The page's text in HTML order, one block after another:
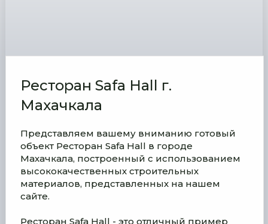
Ресторан Safa Hall г.
Махачкала
Представляем вашему вниманию готовый
объект Ресторан Safa Hall в городе
Махачкала, построенный с использованием
высококачественных строительных
материалов, представленных на нашем
сайте.
Ресторан Safa Hall - это отличный пример